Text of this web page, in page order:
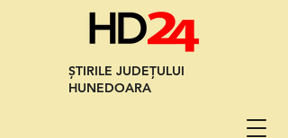
ȘTIRILE JUDEȚULUI
HUNEDOARA